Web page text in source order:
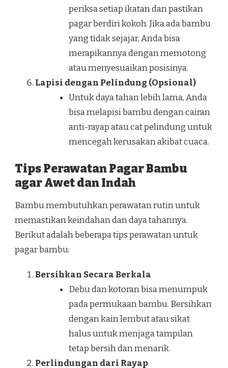
periksa setiap ikatan dan pastikan
pagar berdiri kokoh. Jika ada bambu
yang tidak sejajar, Anda bisa
merapikannya dengan memotong
atau menyesuaikan posisinya.
Lapisi dengan Pelindung (Opsional)
Untuk daya tahan lebih lama, Anda
bisa melapisi bambu dengan cairan
anti-rayap atau cat pelindung untuk
mencegah kerusakan akibat cuaca.
Tips Perawatan Pagar Bambu
agar Awet dan Indah
Bambu membutuhkan perawatan rutin untuk
memastikan keindahan dan daya tahannya.
Berikut adalah beberapa tips perawatan untuk
pagar bambu:
Bersihkan Secara Berkala
Debu dan kotoran bisa menumpuk
pada permukaan bambu. Bersihkan
dengan kain lembut atau sikat
halus untuk menjaga tampilan
tetap bersih dan menarik.
Perlindungan dari Rayap